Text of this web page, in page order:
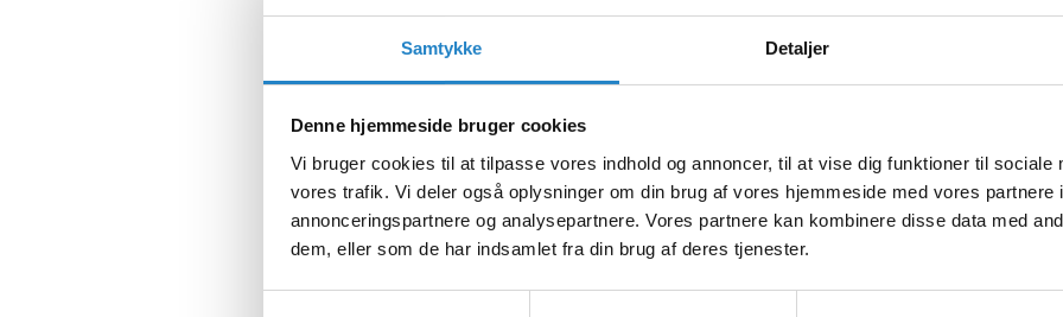
Samtykke Detaljer
Denne hjemmeside bruger cookies
Vi bruger cookies til at tilpasse vores indhold og annoncer, til at vise dig funktioner til sociale
vores trafik. Vi deler også oplysninger om din brug af vores hjemmeside med vores partnere
annonceringspartnere og analysepartnere. Vores partnere kan kombinere disse data med
dem, eller som de har indsamlet fra din brug af deres tjenester.